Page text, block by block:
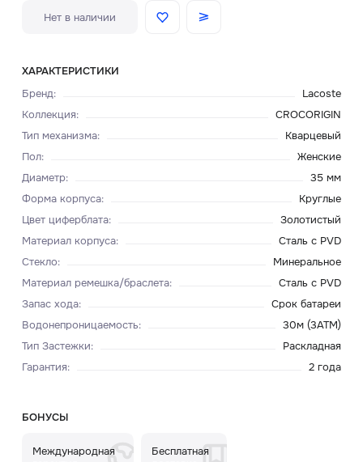
Нет в наличии
ХАРАКТЕРИСТИКИ
Бренд:
Lacoste
Коллекция:
CROCORIGIN
Тип механизма:
Кварцевый
Пол:
Женские
Диаметр:
35 мм
Форма корпуса:
Круглые
Цвет циферблата:
Золотистый
Материал корпуса:
Сталь с PVD
Стекло:
Минеральное
Материал ремешка/браслета:
Сталь с PVD
Запас хода:
Срок батареи
Водонепроницаемость:
30м (3ATM)
Тип Застежки:
Раскладная
Гарантия: 2 года
БОНУСЫ
Международная
Бесплатная